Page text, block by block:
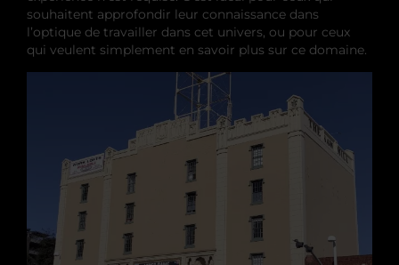
souhaitent approfondir leur connaissance dans
l’optique de travailler dans cet univers, ou pour ceux
qui veulent simplement en savoir plus sur ce domaine.